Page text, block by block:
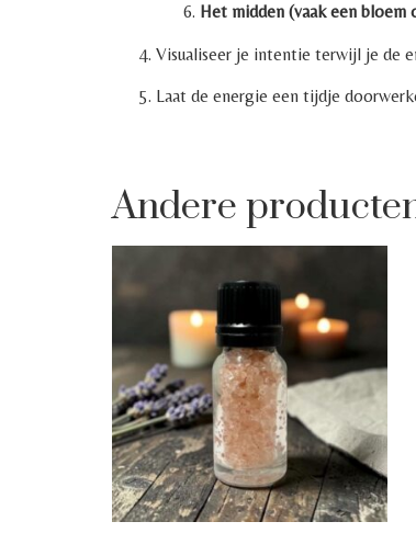
Het midden (vaak een
Visualiseer je intentie terwijl je de
Laat de energie een tijdje
Andere